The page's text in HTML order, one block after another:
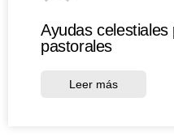
Ayudas
pastorales
Leer más